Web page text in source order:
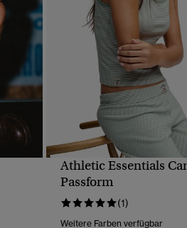
Athletic Essentials
Passform
(1)
Weitere Farben verfügbar